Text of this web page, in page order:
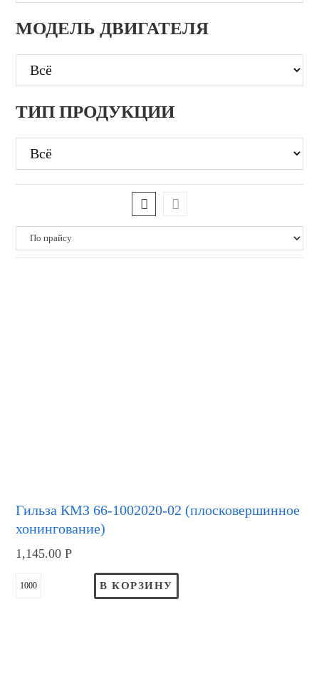
МОДЕЛЬ ДВИГАТЕЛЯ
ТИП ПРОДУКЦИИ
Гильза КМЗ 66-1002020-02 (плосковершинное
хонингование)
1,145.00Р
В КОРЗИНУ